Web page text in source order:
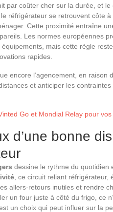
par coûter cher sur la durée, et le
réfrigérateur se retrouvent côte
Cette proximité entraîne
Les normes européennes
mais cette règle
rapides.
encore l’agencement, en raison
et anticiper les
Go et Mondial Relay pour
d’une bonne
dessine le rythme du quotidien
, ce circuit reliant réfrigérateur,
allers-retours inutiles et rendre
un four juste à côté du frigo, ce
un choix qui peut influer sur la